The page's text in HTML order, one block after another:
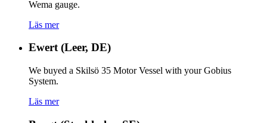
Wema gauge.
Läs mer
Ewert (Leer, DE)
We buyed a Skilsö 35 Motor Vessel with your Gobius
System.
Läs mer